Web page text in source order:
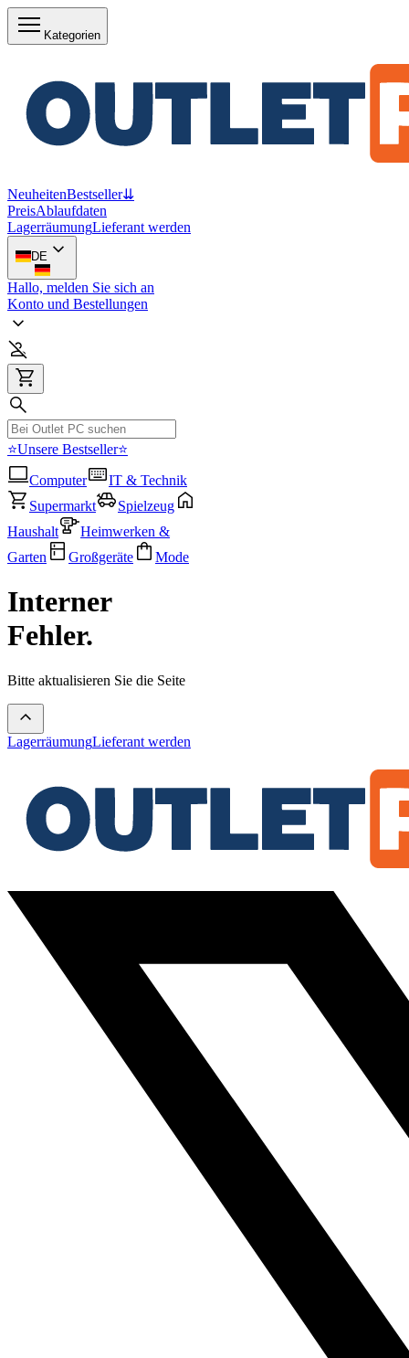
Kategorien
NeuheitenBestseller⇊
PreisAblaufdaten
LagerräumungLieferant werden
DE
Hallo, melden Sie sich an
Konto und Bestellungen
⭐Unsere Bestseller⭐
Computer
IT & Technik
Supermarkt
Spielzeug
Haushalt
Heimwerken &
Garten
Großgeräte Mode
Interner
Fehler.
Bitte aktualisieren Sie die Seite
LagerräumungLieferant werden